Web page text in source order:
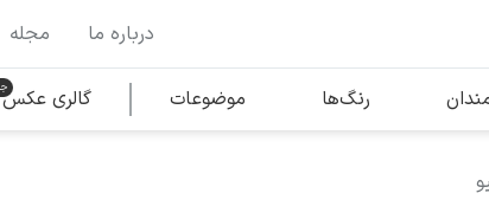
هنرمندان
درباره ما مجله
رنگ‌ها موضوعات گالری عکس